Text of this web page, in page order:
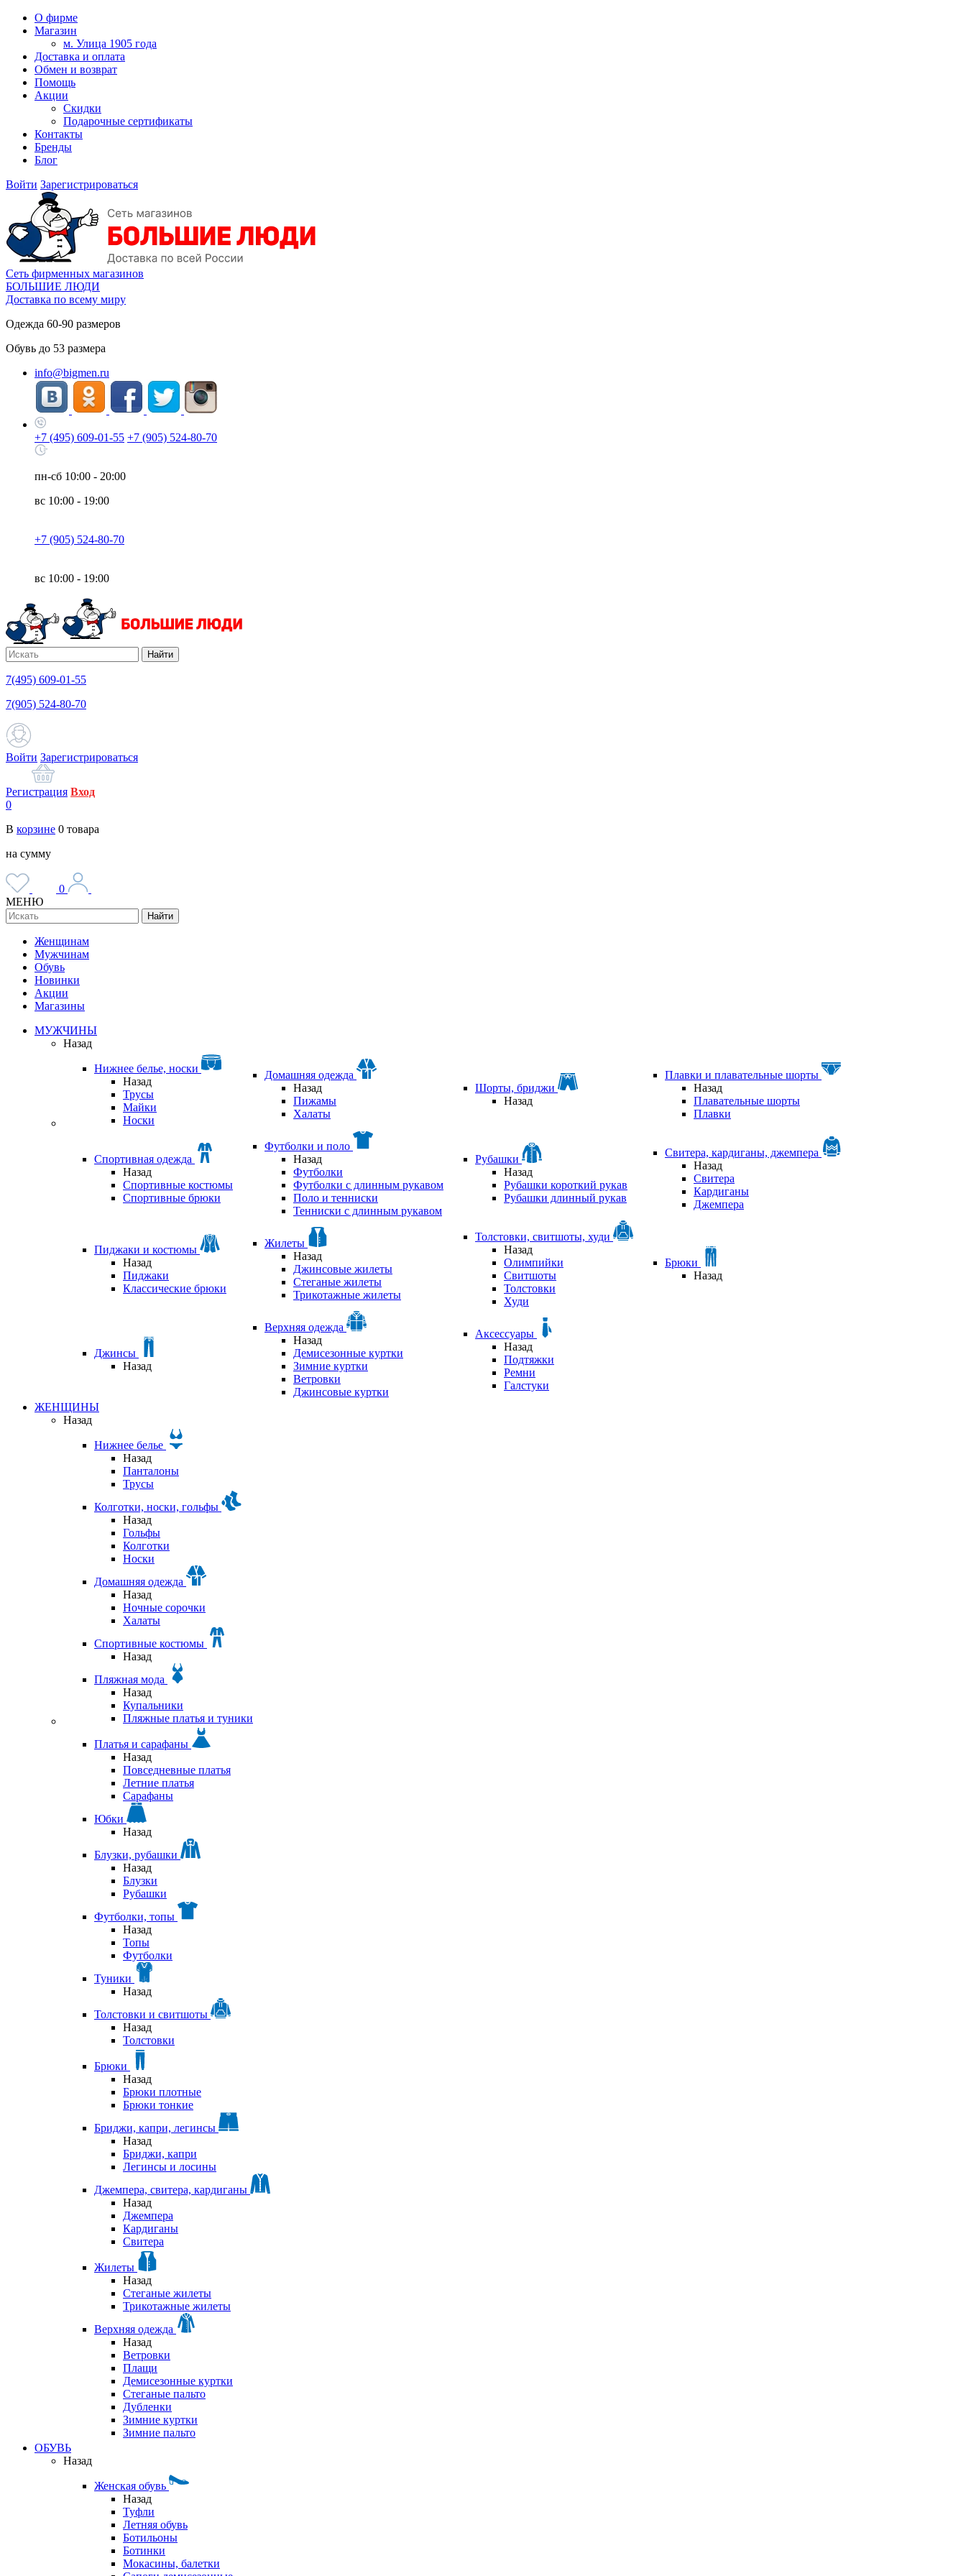
О фирме
Магазин
м. Улица 1905 года
Доставка и оплата
Обмен и возврат
Помощь
Акции
Скидки
Подарочные сертификаты
Контакты
Бренды
Блог
Войти Зарегистрироваться
Сеть фирменных магазинов
БОЛЬШИЕ ЛЮДИ
Доставка по всему миру
Одежда 60-90 размеров
Обувь до 53 размера
info@bigmen.ru
+7 (495) 609-01-55 +7 (905) 524-80-70
пн-сб 10:00 - 20:00
вс 10:00 - 19:00
+7 (905) 524-80-70
вс 10:00 - 19:00
Найти
7(495) 609-01-55
7(905) 524-80-70
Войти Зарегистрироваться
Регистрация Вход
0
В корзине 0 товара
на сумму
0
МЕНЮ
Найти
Женщинам
Мужчинам
Обувь
Новинки
Акции
Магазины
МУЖЧИНЫ
Назад
Нижнее белье, носки
Назад
Трусы
Майки
Носки
Домашняя одежда
Назад
Пижамы
Халаты
Шорты, бриджи
Назад
Плавки и плавательные шорты
Назад
Плавательные шорты
Плавки
Спортивная одежда
Назад
Спортивные костюмы
Спортивные брюки
Футболки и поло
Назад
Футболки
Футболки с длинным рукавом
Поло и тенниски
Тенниски с длинным рукавом
Рубашки
Назад
Рубашки короткий рукав
Рубашки длинный рукав
Свитера, кардиганы, джемпера
Назад
Свитера
Кардиганы
Джемпера
Пиджаки и костюмы
Назад
Пиджаки
Классические брюки
Жилеты
Назад
Джинсовые жилеты
Стеганые жилеты
Трикотажные жилеты
Толстовки, свитшоты, худи
Назад
Олимпийки
Свитшоты
Толстовки
Худи
Брюки
Назад
Джинсы
Назад
Верхняя одежда
Назад
Демисезонные куртки
Зимние куртки
Ветровки
Джинсовые куртки
Аксессуары
Назад
Подтяжки
Ремни
Галстуки
ЖЕНЩИНЫ
Назад
Нижнее белье
Назад
Панталоны
Трусы
Колготки, носки, гольфы
Назад
Гольфы
Колготки
Носки
Домашняя одежда
Назад
Ночные сорочки
Халаты
Спортивные костюмы
Назад
Пляжная мода
Назад
Купальники
Пляжные платья и туники
Платья и сарафаны
Назад
Повседневные платья
Летние платья
Сарафаны
Юбки
Назад
Блузки, рубашки
Назад
Блузки
Рубашки
Футболки, топы
Назад
Топы
Футболки
Туники
Назад
Толстовки и свитшоты
Назад
Толстовки
Брюки
Назад
Брюки плотные
Брюки тонкие
Бриджи, капри, легинсы
Назад
Бриджи, капри
Легинсы и лосины
Джемпера, свитера, кардиганы
Назад
Джемпера
Кардиганы
Свитера
Жилеты
Назад
Стеганые жилеты
Трикотажные жилеты
Верхняя одежда
Назад
Ветровки
Плащи
Демисезонные куртки
Стеганые пальто
Дубленки
Зимние куртки
Зимние пальто
ОБУВЬ
Назад
Женская обувь
Назад
Туфли
Летняя обувь
Ботильоны
Ботинки
Мокасины, балетки